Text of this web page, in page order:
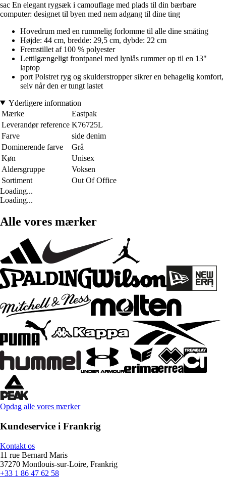
sac En elegant rygsæk i camouflage med plads til din bærbare
computer: designet til byen med nem adgang til dine ting
Hovedrum med en rummelig forlomme til alle dine småting
Højde: 44 cm, bredde: 29,5 cm, dybde: 22 cm
Fremstillet af 100 % polyester
Lettilgængeligt frontpanel med lynlås rummer op til en 13"
laptop
port Polstret ryg og skulderstropper sikrer en behagelig komfort,
selv når den er tungt lastet
Yderligere information
Mærke
Eastpak
Leverandør reference K76725L
Farve
side denim
Dominerende farve
Grå
Køn
Unisex
Aldersgruppe
Voksen
Sortiment
Out Of Office
Loading...
Loading...
Alle vores mærker
Opdag alle vores mærker
Kundeservice i Frankrig
Kontakt os
11 rue Bernard Maris
37270 Montlouis-sur-Loire, Frankrig
+33 1 86 47 62 58